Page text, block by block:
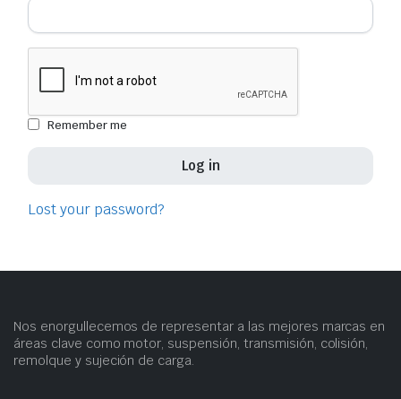
Remember me
Log in
Lost your password?
Nos enorgullecemos de representar a las mejores marcas en
áreas clave como motor, suspensión, transmisión, colisión,
remolque y sujeción de carga.